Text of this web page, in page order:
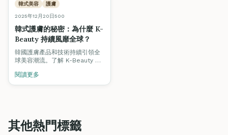
韓式美容 護膚
2025年12月20日500
韓式護膚的秘密：為什麼 K-
Beauty 持續風靡全球？
韓國護膚產品和技術持續引領全
球美容潮流。了解 K-Beauty 的
技術融入你的專業服務中。
閱讀更多
其他熱門標籤